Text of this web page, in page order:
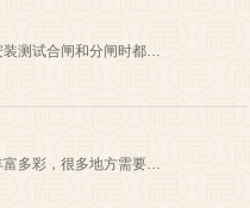
装测试合闸和分闸时都…
富多彩，很多地方需要…